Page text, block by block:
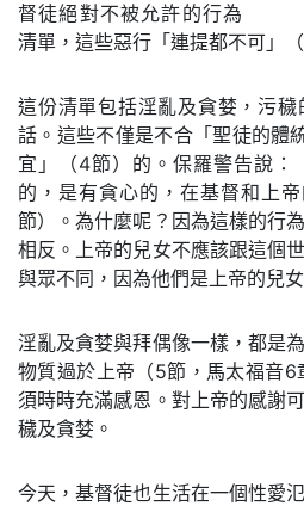
督徒絕對不被允許的行為
清單，這些惡行「連提都不可」
這份清單包括淫亂及貪婪，污
話。這些不僅是不合「聖徒的體
宜」（4節）的。保羅警告說：
的，是有貪心的，在基督和上
節）。為什麼呢？因為這樣的行
相反。上帝的兒女不應該跟這個
與眾不同，因為他們是上帝的兒
淫亂及貪婪與拜偶像一樣，都是
物質過於上帝（5節，馬太福音
須時時充滿感恩。對上帝的感謝
穢及貪婪。
今天，基督徒也生活在一個性愛